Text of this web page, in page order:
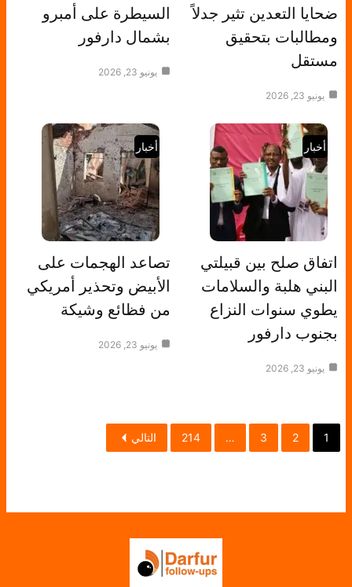
ضحايا التعدين تثير جدلاً
ومطالبات بتحقيق
مستقل
يونيو 23, 2026
السيطرة على أمبرو
بشمال دارفور
يونيو 23, 2026
أخبار
اتفاق صلح بين قبيلتي
البني هلبة والسلامات
يطوي سنوات النزاع
بجنوب دارفور
يونيو 23, 2026
أخبار
تصاعد الهجمات على
الأبيض وتحذير أمريكي
من فظائع وشيكة
يونيو 23, 2026
1
2
3
…
214 التالي